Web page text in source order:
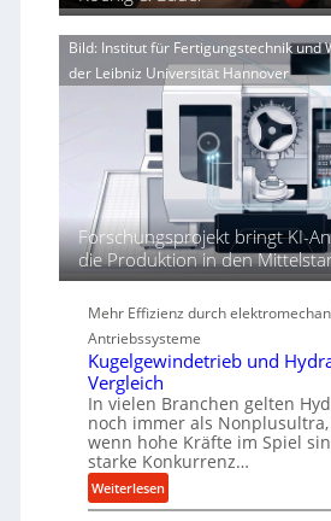
r
j
d
i
r
e
n
r
h
e
d
i
e
e
r
f
o
r
m
a
n
c
Bild: Institut für Fertigungstechnik und
der Leibniz Universität Hannover
Forschungsprojekt bringt KI-
die Produktion in den
Mehr Effizienz durch
Antriebssysteme
Kugelgewindetrieb und
Vergleich
In vielen Branchen gelten
noch immer als
wenn hohe Kräfte im Spiel
starke Konkurrenz…
Weiterlesen:
K